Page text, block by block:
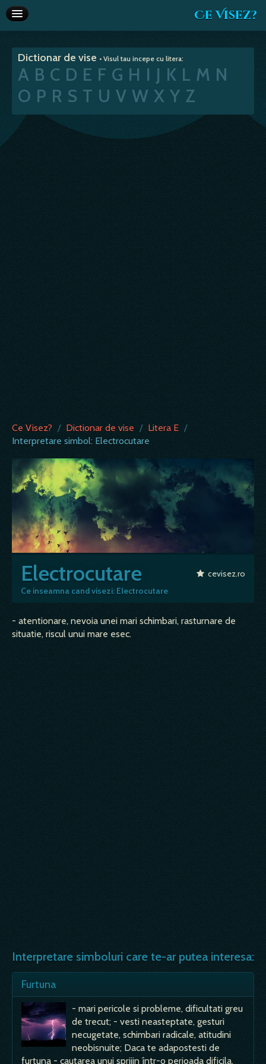
Ce Visez?
Interpretare vise
Articole
Va recomandam
Dictionar de vise • Visul tau incepe cu litera:
A B C D E F G H I J K L M N
O P R S T U V W X Y Z
Ce Visez? / Dictionar de vise / Litera E /
Interpretare simbol: Electrocutare
Electrocutare
Ce inseamna cand visezi: Electrocutare
cevisez.ro
- atentionare, nevoia unei mari schimbari, rasturnare de
situatie, riscul unui mare esec.
Interpretare simboluri care te-ar putea interesa:
Furtuna
- mari pericole si probleme, dificultati greu
de trecut; - vesti neasteptate, gesturi
necugetate, schimbari radicale, atitudini
neobisnuite; Daca te adapostesti de
furtuna - cautarea unui sprijin într-o perioada dificila,